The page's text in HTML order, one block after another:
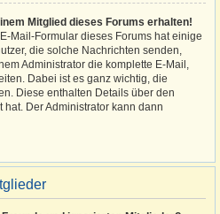
Mitglied dieses Forums erhalten!
Mail-Formular dieses Forums hat einige
die solche Nachrichten senden,
Administrator die komplette E-Mail,
Dabei ist es ganz wichtig, die
Diese enthalten Details über den
hat. Der Administrator kann dann